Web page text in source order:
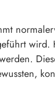
wird.